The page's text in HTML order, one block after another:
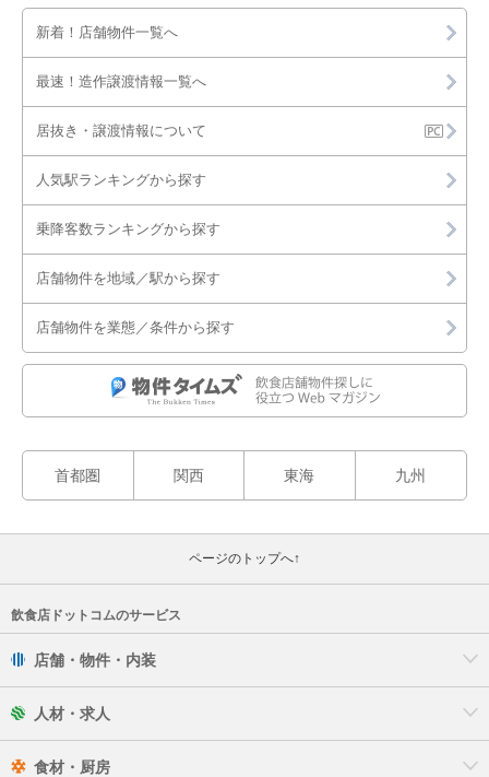
新着！店舗物件一覧へ
最速！造作譲渡情報一覧へ
居抜き・譲渡情報について
人気駅ランキングから探す
乗降客数ランキングから探す
店舗物件を地域／駅から探す
店舗物件を業態／条件から探す
首都圏 関西 東海 九州
ページのトップへ↑
飲食店ドットコムのサービス
店舗・物件・内装
人材・求人
食材・厨房